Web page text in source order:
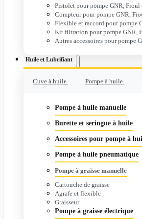
Pistolet pour pompe GNR, Fioul
Compteur pour pompe GNR,
Flexible et raccord pour pompe
Kit filtration pour pompe GNR,
Autres accessoires pour pompe
Huile et Lubrifiant
Cuve à huile Pompe à huile
Pompe à huile manuelle
Burette et seringue à huile
Accessoires pour pompe à
Pompe à huile pneumatique
Pompe à graisse manuelle
Cartouche de graisse
Agrafe et flexible
Graisseur
Pompe à graisse électrique